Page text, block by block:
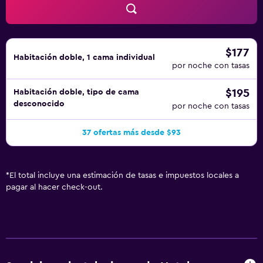
Habitación doble, 1 cama individual $177
por noche con tasas
Habitación doble, tipo de cama
desconocido
$195
por noche con tasas
37 ofertas más desde $93
* El total incluye una estimación de tasas e impuestos locales a
pagar al hacer check-out.